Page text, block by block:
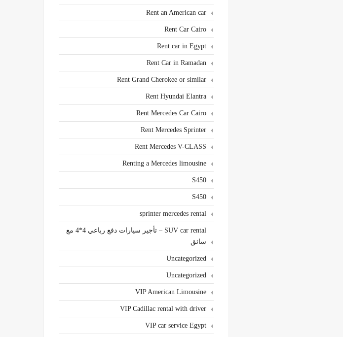
Rent an American car
Rent Car Cairo
Rent car in Egypt
Rent Car in Ramadan
Rent Grand Cherokee or similar
Rent Hyundai Elantra
Rent Mercedes Car Cairo
Rent Mercedes Sprinter
Rent Mercedes V-CLASS
Renting a Mercedes limousine
S450
S450
sprinter mercedes rental
SUV car rental – تأجير سيارات دفع رباعي 4*4 مع
سائق
Uncategorized
Uncategorized
VIP American Limousine
VIP Cadillac rental with driver
VIP car service Egypt